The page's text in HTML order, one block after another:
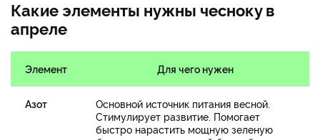
Какие элементы нужны чесноку в
апреле
Элемент Для чего нужен
Азот
Основной источник питания весной.
Стимулирует развитие. Помогает
быстро нарастить мощную зеленую